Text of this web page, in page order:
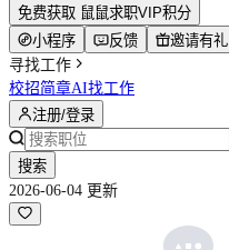
免费获取 鼠鼠求职VIP积分
小程序 反馈 邀请有礼
寻找工作
校招简章AI找工作
注册/登录
搜索
2026-06-04 更新